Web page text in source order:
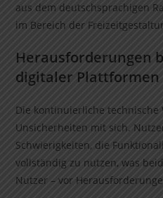
aus dem deutschsprachigen
im Bereich der
Herausforderungen
digitaler Plattformen
Die kontinuierliche
Unsicherheiten mit sich.
Schwierigkeiten, die
vollständig zu nutzen, was
Nutzer – vor